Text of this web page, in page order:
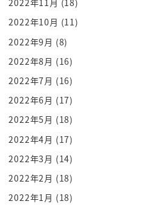
「曹操這王八蛋…」
「有本事跟我打啊 我才不會輸
而他的部下呢
「我不想再跟他關在城裡了啦」
「我們偷偷動手吧」
部下們就聚集起來
一起把呂布五花大綁
「是誰 誰幹的好事」
「曹操 我們抓住呂布了」
部下背叛了呂布
呂布就如同被擒服的猛獸
2022年11月 (18)
2022年10月 (11)
2022年9月 (8)
2022年8月 (16)
2022年7月 (16)
2022年6月 (17)
2022年5月 (18)
2022年4月 (17)
2022年3月 (14)
2022年2月 (18)
2022年1月 (18)